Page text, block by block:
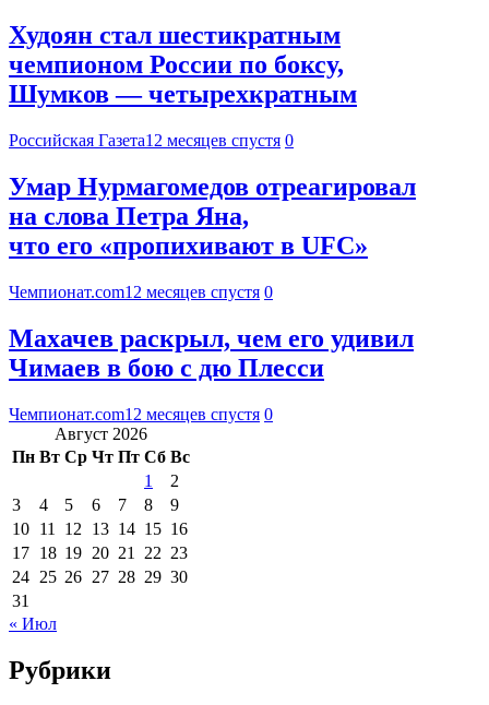
Худоян стал шестикратным
чемпионом России по боксу,
Шумков — четырехкратным
Российская Газета12 месяцев спустя 0
Умар Нурмагомедов отреагировал
на слова Петра Яна,
что его «пропихивают в UFC»
Чемпионат.com12 месяцев спустя 0
Махачев раскрыл, чем его удивил
Чимаев в бою с дю Плесси
Чемпионат.com12 месяцев спустя 0
Август 2026
Пн Вт Ср Чт Пт Сб Вс
1
2
3
4 5 6 7 8
9
10 11 12 13 14 15 16
17 18 19 20 21 22 23
24 25 26 27 28 29 30
31
« Июл
Рубрики